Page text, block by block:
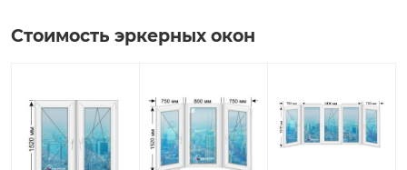
Стоимость эркерных окон